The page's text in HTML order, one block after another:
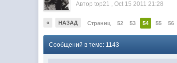
Авторtop21 ,Oct 15 2011 21:28
« НАЗАД Страниц 52 53 54 55 56
Сообщений в теме: 1143